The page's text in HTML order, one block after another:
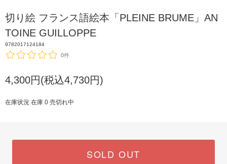
切り絵 フランス語絵本「PLEINE BRUME」AN
TOINE GUILLOPPE
9782017124184
0件
4,300円(税込4,730円)
在庫状況 在庫 0 売切れ中
SOLD OUT